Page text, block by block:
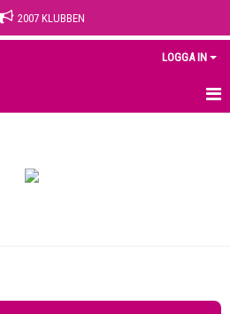
2007 KLUBBEN
LOGGA IN